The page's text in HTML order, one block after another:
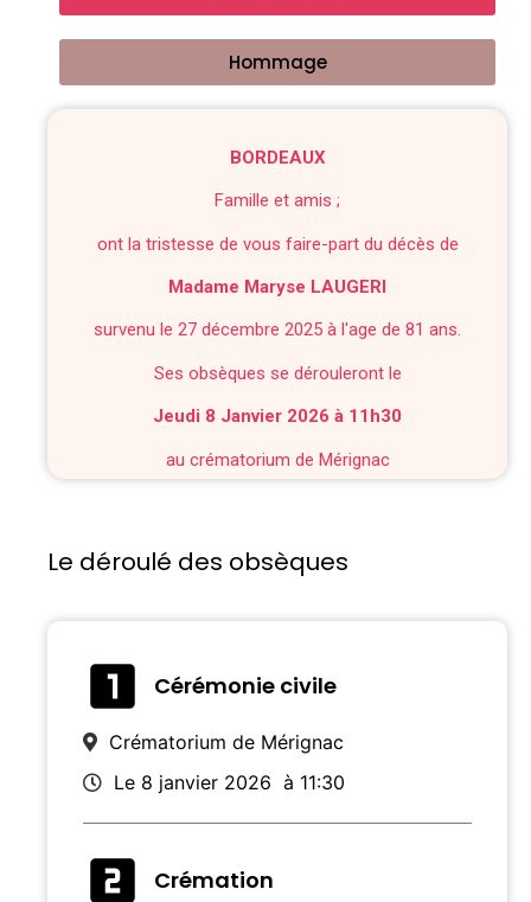
Hommage
BORDEAUX
Famille et amis ;
ont la tristesse de vous faire-part du décès de
Madame Maryse LAUGERI
survenu le 27 décembre 2025 à l'age de 81 ans.
Ses obsèques se dérouleront le
Jeudi 8 Janvier 2026 à 11h30
au crématorium de Mérignac
Le déroulé des obsèques
Cérémonie civile
Crématorium de Mérignac
Le 8 janvier 2026 à 11:30
Crémation